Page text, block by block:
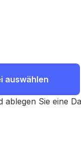
auswählen
ablegen Sie eine